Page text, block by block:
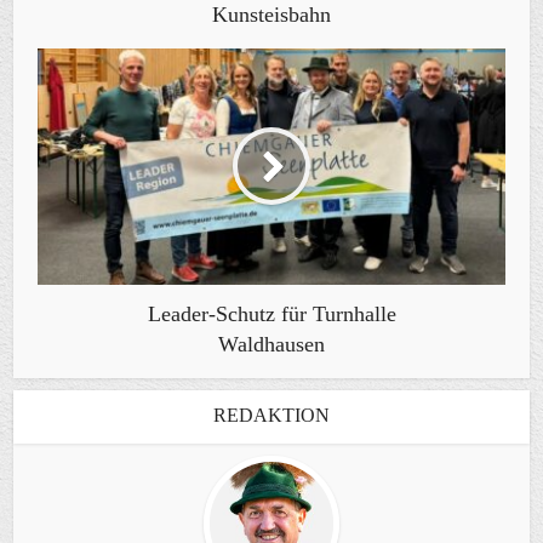
Kunsteisbahn
Leader-Schutz für Turnhalle
Waldhausen
REDAKTION